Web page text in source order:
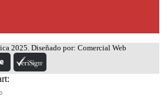
2025. Diseñado por: Comercial Web